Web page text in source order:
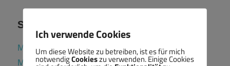
Soziale Netzwerke
Mein Profil bei LinkedIn
Mein Profil im Fediverse (Mastodon)
Ich verwende Cookies
Um diese Website zu betreiben, ist es für mich
notwendigCookieszu verwenden. Einige Cookies